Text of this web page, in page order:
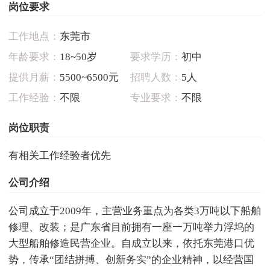
岗位要求
工作地点： 东莞市
年龄要求： 18~50岁 要求学历： 初中
提供月薪： 5500~6500元 招聘人数： 5人
工作经验： 不限 专业要求： 不限
岗位职责
有相关工作经验者优先
公司介绍
公司成立于2009年，主营业务重点为各类3万吨以下船舶
修理、改装；是广东省目前拥有一座一万吨举力浮坞的
大型船舶修造民营企业。自成立以来，依托东莞港口优
势，传承“团结拼搏、创新务实”的企业精神，以经营国